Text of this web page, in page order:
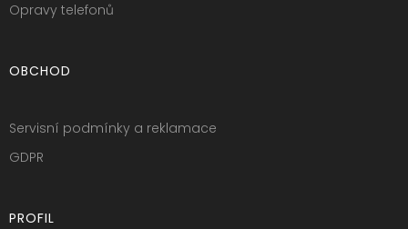
Opravy telefonů
OBCHOD
Servisní podmínky a reklamace
GDPR
PROFIL